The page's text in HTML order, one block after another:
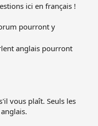
ici en français !
pourront y
anglais pourront
vous plaît. Seuls les